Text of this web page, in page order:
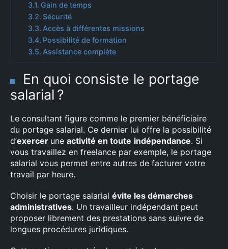
Gain de temps
Sécurité
Accès à différentes missions
Possibilité de formation
Assistance complète
En quoi consiste le portage
salarial ?
Le consultant figure comme le premier bénéficiaire
du portage salarial. Ce dernier lui offre la possibilité
d’exercer une activité en toute indépendance. Si
vous travaillez en freelance par exemple, le portage
salarial vous permet entre autres de facturer votre
travail par heure.
Choisir le portage salarial évite les démarches
administratives. Un travailleur indépendant peut
proposer librement des prestations sans suivre de
longues procédures juridiques.